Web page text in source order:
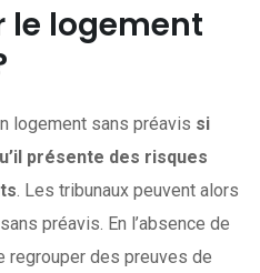
le logement
logement sans préavis si
présente des risques
. Les tribunaux peuvent alors
préavis. En l’absence de
regrouper des preuves de